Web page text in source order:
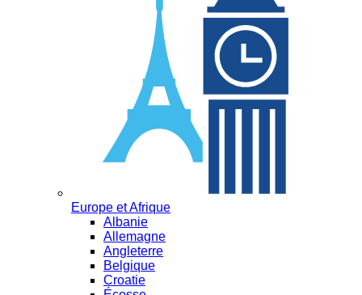
Europe et Afrique
Albanie
Allemagne
Angleterre
Belgique
Croatie